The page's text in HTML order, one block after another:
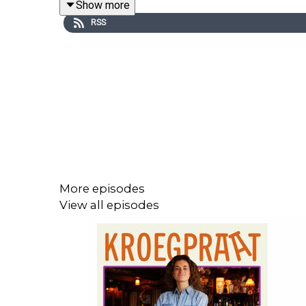
Wil je adverteren in deze podcast? Stuur een
Adverteerders (direct):adverteren@meervandit.nl
(Media)bureaus:adverteren@bienmedia.nl
Show more
RSS
More episodes
View all episodes